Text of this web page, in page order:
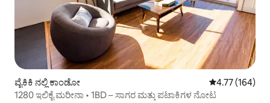
ವೈಕಿಕಿ ನಲ್ಲಿ ಕಾಂಡೋ 5 ರಲ್ಲಿ 4.77
4.77 (164)
1280 ಇಲಿಕೈ ಮರೀನಾ • 1BD – ಸಾಗರ ಮತ್ತು ಪಟಾಕಿಗಳ ನೋಟ